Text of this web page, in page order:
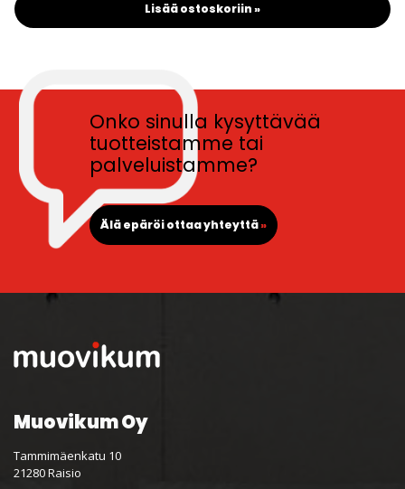
Lisää ostoskoriin »
Onko sinulla kysyttävää
tuotteistamme tai
palveluistamme?
Älä epäröi ottaa yhteyttä»
Muovikum Oy
Tammimäenkatu 10
21280 Raisio